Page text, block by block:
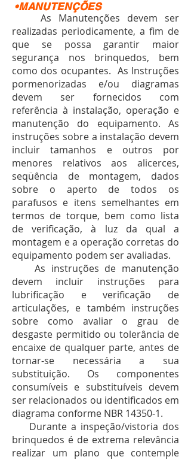
•MANUTENÇÕES
As Manutenções devem ser
realizadas periodicamente, a fim de
que se possa garantir maior
segurança nos brinquedos, bem
como dos ocupantes. As Instruções
pormenorizadas e/ou diagramas
devem ser fornecidos com
referência à instalação, operação e
manutenção do equipamento. As
instruções sobre a instalação devem
incluir tamanhos e outros por
menores relativos aos alicerces,
seqüência de montagem, dados
sobre o aperto de todos os
parafusos e itens semelhantes em
termos de torque, bem como lista
de verificação, à luz da qual a
montagem e a operação corretas do
equipamento podem ser avaliadas.
As instruções de manutenção
devem incluir instruções para
lubrificação e verificação de
articulações, e também instruções
sobre como avaliar o grau de
desgaste permitido ou tolerância de
encaixe de qualquer parte, antes de
tornar-se necessária a sua
substituição. Os componentes
consumíveis e substituíveis devem
ser relacionados ou identificados em
diagrama conforme NBR 14350-1.
Durante a inspeção/vistoria dos
brinquedos é de extrema relevância
realizar um plano que contemple